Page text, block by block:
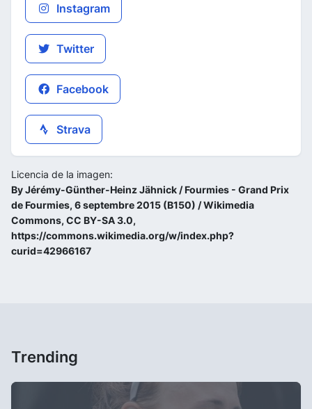
Instagram
Twitter
Facebook
Strava
Licencia de la imagen:
By Jérémy-Günther-Heinz Jähnick / Fourmies - Grand Prix
de Fourmies, 6 septembre 2015 (B150) / Wikimedia
Commons, CC BY-SA 3.0,
https://commons.wikimedia.org/w/index.php?
curid=42966167
Trending